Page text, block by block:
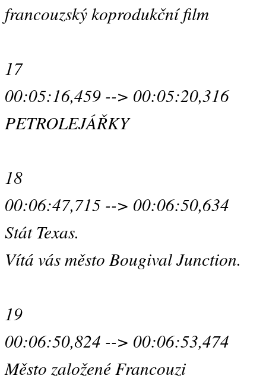
francouzský koprodukční film
17
00:05:16,459 --> 00:05:20,316
PETROLEJÁŘKY
18
00:06:47,715 --> 00:06:50,634
Stát Texas.
Vítá vás město Bougival Junction.
19
00:06:50,824 --> 00:06:53,474
Město založené Francouzi